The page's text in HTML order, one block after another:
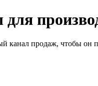
канал продаж, чтобы